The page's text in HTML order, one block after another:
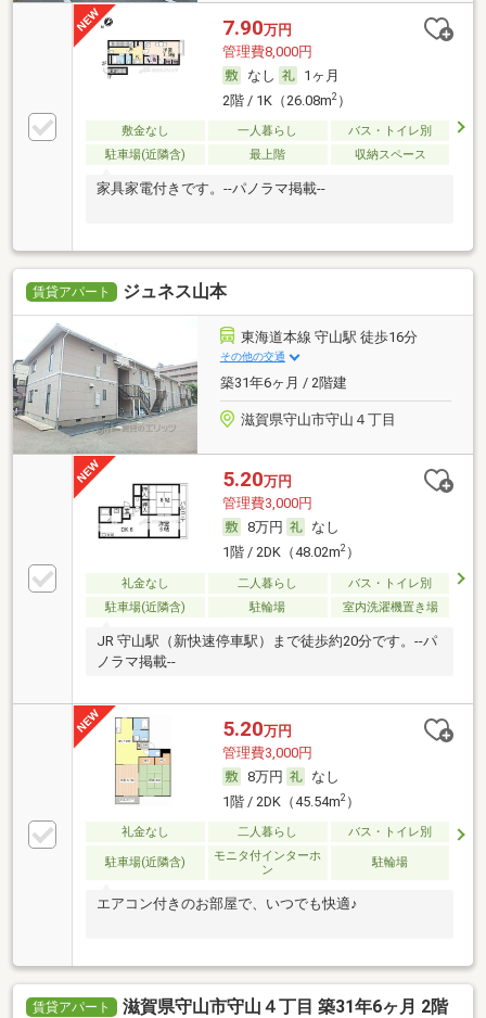
7.90万円
管理費8,000円
なし
1ヶ月
2階 / 1K（26.08m2）
敷金なし 一人暮らし
バス・トイレ別
駐車場(近隣含)
最上階 収納スペース
家具家電付きです。--パノラマ掲載--
賃貸アパート ジュネス山本
東海道本線 守山駅 徒歩16分
その他の交通
築31年6ヶ月 / 2階建
滋賀県守山市守山４丁目
5.20万円
管理費3,000円
8万円
なし
1階 / 2DK（48.02m2）
礼金なし 二人暮らし
バス・トイレ別
駐車場(近隣含)
駐輪場 室内洗濯機置き場
JR 守山駅（新快速停車駅）まで徒歩約20分です。--パ
ノラマ掲載--
5.20万円
管理費3,000円
8万円
なし
1階 / 2DK（45.54m2）
礼金なし 二人暮らし バス・トイレ別
駐車場(近隣含)
モニタ付インターホ
ン
駐輪場
エアコン付きのお部屋で、いつでも快適♪
賃貸アパート
滋賀県守山市守山４丁目 築31年6ヶ月 2階